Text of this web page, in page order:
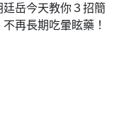
岳今天教你３招簡
再長期吃暈眩藥！